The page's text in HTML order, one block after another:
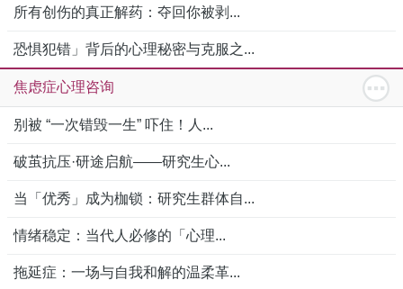
所有创伤的真正解药：夺回你被剥...
恐惧犯错」背后的心理秘密与克服之...
焦虑症心理咨询
别被 “一次错毁一生” 吓住！人...
破茧抗压·研途启航——研究生心...
当「优秀」成为枷锁：研究生群体自...
情绪稳定：当代人必修的「心理...
拖延症：一场与自我和解的温柔革...